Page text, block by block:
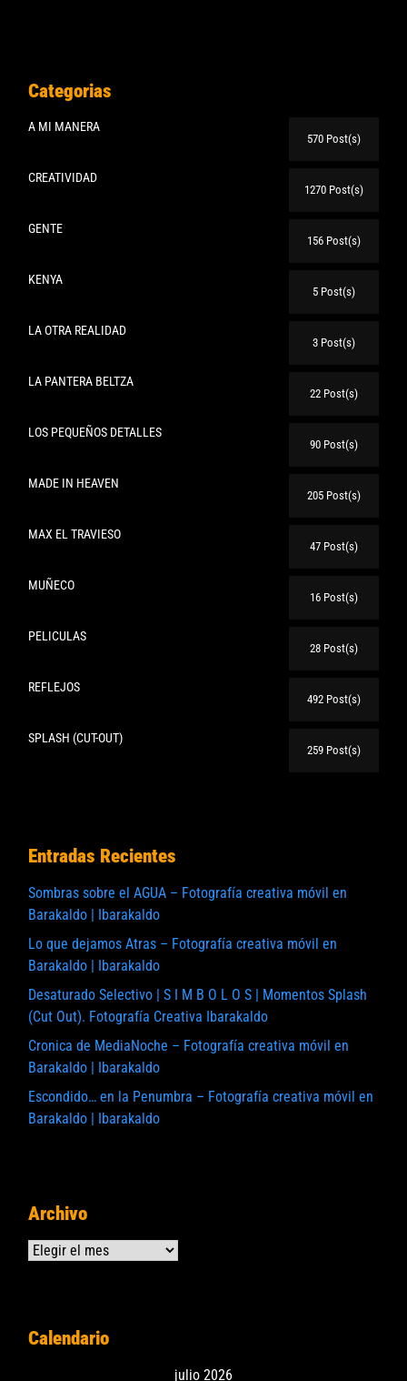
Categorias
A MI MANERA
570 Post(s)
CREATIVIDAD
1270 Post(s)
GENTE
156 Post(s)
KENYA
5 Post(s)
LA OTRA REALIDAD
3 Post(s)
LA PANTERA BELTZA
22 Post(s)
LOS PEQUEÑOS DETALLES
90 Post(s)
MADE IN HEAVEN
205 Post(s)
MAX EL TRAVIESO
47 Post(s)
MUÑECO
16 Post(s)
PELICULAS
28 Post(s)
REFLEJOS
492 Post(s)
SPLASH (CUT-OUT)
259 Post(s)
Entradas Recientes
Sombras sobre el AGUA – Fotografía creativa móvil en
Barakaldo | Ibarakaldo
Lo que dejamos Atras – Fotografía creativa móvil en
Barakaldo | Ibarakaldo
Desaturado Selectivo | S I M B O L O S | Momentos Splash
(Cut Out). Fotografía Creativa Ibarakaldo
Cronica de MediaNoche – Fotografía creativa móvil en
Barakaldo | Ibarakaldo
Escondido… en la Penumbra – Fotografía creativa móvil en
Barakaldo | Ibarakaldo
Archivo
Archivos
Calendario
julio 2026